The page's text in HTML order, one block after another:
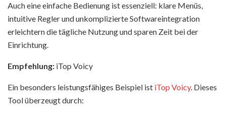
Auch eine einfache Bedienung ist essenziell: klare Menüs,
intuitive Regler und unkomplizierte Softwareintegration
erleichtern die tägliche Nutzung und sparen Zeit bei der
Einrichtung.
Empfehlung: iTop Voicy
Ein besonders leistungsfähiges Beispiel ist iTop Voicy. Dieses
Tool überzeugt durch: